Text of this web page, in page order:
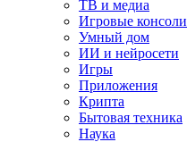
ТВ и медиа
Игровые консоли
Умный дом
ИИ и нейросети
Игры
Приложения
Крипта
Бытовая техника
Наука